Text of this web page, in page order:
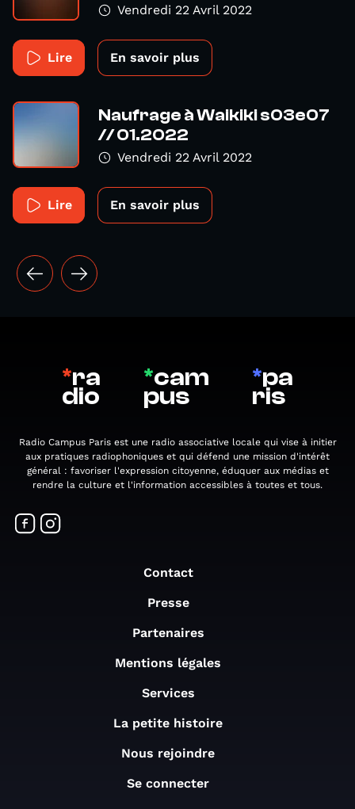
Vendredi 22 Avril 2022
Lire En savoir plus
Naufrage à Waikiki s03e07
// 01.2022
Vendredi 22 Avril 2022
Lire En savoir plus
*ra
dio
*cam
pus
*pa
ris
Radio Campus Paris est une radio associative locale qui vise à initier
aux pratiques radiophoniques et qui défend une mission d'intérêt
général : favoriser l'expression citoyenne, éduquer aux médias et
rendre la culture et l'information accessibles à toutes et tous.
Contact
Presse
Partenaires
Mentions légales
Services
La petite histoire
Nous rejoindre
Se connecter